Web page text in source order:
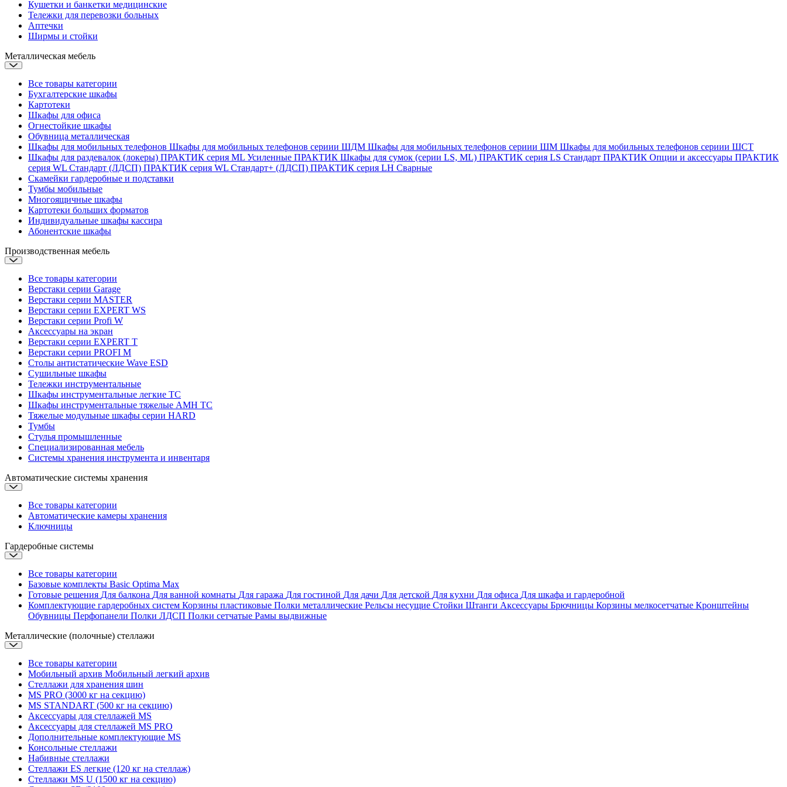
Кушетки и банкетки медицинские
Тележки для перевозки больных
Аптечки
Ширмы и стойки
Металлическая мебель
Все товары категории
Бухгалтерские шкафы
Картотеки
Шкафы для офиса
Огнестойкие шкафы
Обувница металлическая
Шкафы для мобильных телефонов Шкафы для мобильных телефонов сериии ШДМ Шкафы для мобильных телефонов сериии ШМ Шкафы для мобильных телефонов сериии ШСТ
Шкафы для раздевалок (локеры) ПРАКТИК серия ML Усиленные ПРАКТИК Шкафы для сумок (серии LS, ML) ПРАКТИК cерия LS Стандарт ПРАКТИК Опции и аксессуары ПРАКТИК
серия WL Стандарт (ЛДСП) ПРАКТИК серия WL Стандарт+ (ЛДСП) ПРАКТИК серия LH Сварные
Скамейки гардеробные и подставки
Тумбы мобильные
Многоящичные шкафы
Картотеки больших форматов
Индивидуальные шкафы кассира
Абонентские шкафы
Производственная мебель
Все товары категории
Верстаки серии Garage
Верстаки серии MASTER
Верстаки серии EXPERT WS
Верстаки серии Profi W
Аксессуары на экран
Верстаки серии EXPERT T
Верстаки серии PROFI M
Столы антистатические Wave ESD
Cушильные шкафы
Тележки инструментальные
Шкафы инструментальные легкие ТС
Шкафы инструментальные тяжелые AMH TC
Тяжелые модульные шкафы серии HARD
Тумбы
Стулья промышленные
Cпециализированная мебель
Системы хранения инструмента и инвентаря
Автоматические системы хранения
Все товары категории
Автоматические камеры хранения
Ключницы
Гардеробные системы
Все товары категории
Базовые комплекты Basic Optima Max
Готовые решения Для балкона Для ванной комнаты Для гаража Для гостиной Для дачи Для детской Для кухни Для офиса Для шкафа и гардеробной
Комплектующие гардеробных систем Корзины пластиковые Полки металлические Рельсы несущие Стойки Штанги Аксессуары Брючницы Корзины мелкосетчатые Кронштейны
Обувницы Перфопанели Полки ЛДСП Полки сетчатые Рамы выдвижные
Металлические (полочные) стеллажи
Все товары категории
Мобильный архив Мобильный легкий архив
Стеллажи для хранения шин
MS PRO (3000 кг на секцию)
MS STANDART (500 кг на секцию)
Аксессуары для стеллажей MS
Аксессуары для стеллажей MS PRO
Дополнительные комплектующие MS
Консольные стеллажи
Набивные стеллажи
Стеллажи ES легкие (120 кг на стеллаж)
Стеллажи MS U (1500 кг на секцию)